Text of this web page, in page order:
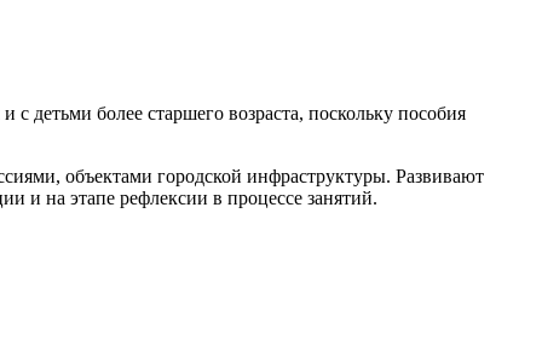
детьми более старшего возраста, поскольку пособия
объектами городской инфраструктуры. Развивают
и на этапе рефлексии в процессе занятий.